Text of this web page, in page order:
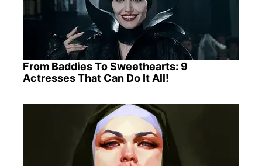
From Baddies To Sweethearts: 9
Actresses That Can Do It All!